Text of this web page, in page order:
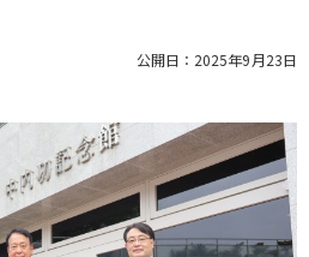
公開日：2025年9月23日